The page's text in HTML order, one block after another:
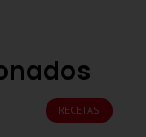
RECETAS